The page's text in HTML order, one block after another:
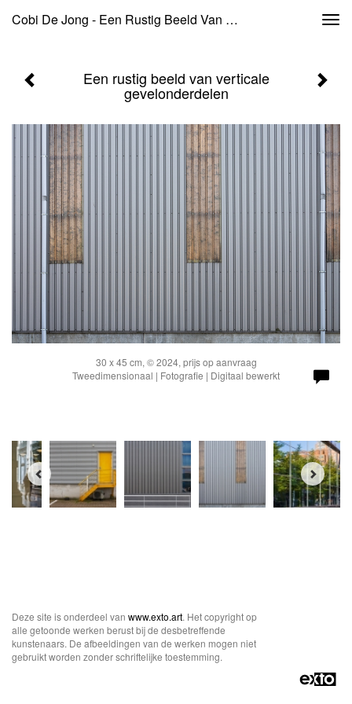
Cobi De Jong - Een Rustig Beeld Van Verticale Gevelonderdelen
Een rustig beeld van verticale
gevelonderdelen
30 x 45 cm, © 2024, prijs op aanvraag
Tweedimensionaal | Fotografie | Digitaal bewerkt
Deze site is onderdeel van www.exto.art. Het copyright op
alle getoonde werken berust bij de desbetreffende
kunstenaars. De afbeeldingen van de werken mogen niet
gebruikt worden zonder schriftelijke toestemming.